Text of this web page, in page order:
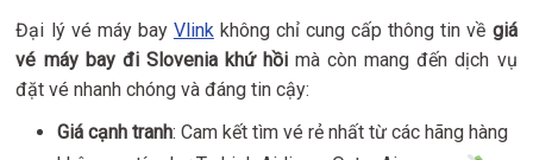
Đại lý vé máy bay Vlinkkhông chỉ cung cấp thông tin về giá
vé máy bay đi Slovenia khứ hồi mà còn mang đến dịch vụ
đặt vé nhanh chóng và đáng tin cậy:
Giá cạnh tranh: Cam kết tìm vé rẻ nhất từ các hãng hàng